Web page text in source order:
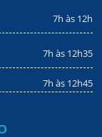
7h às 12h
7h às 12h35
7h às 12h45